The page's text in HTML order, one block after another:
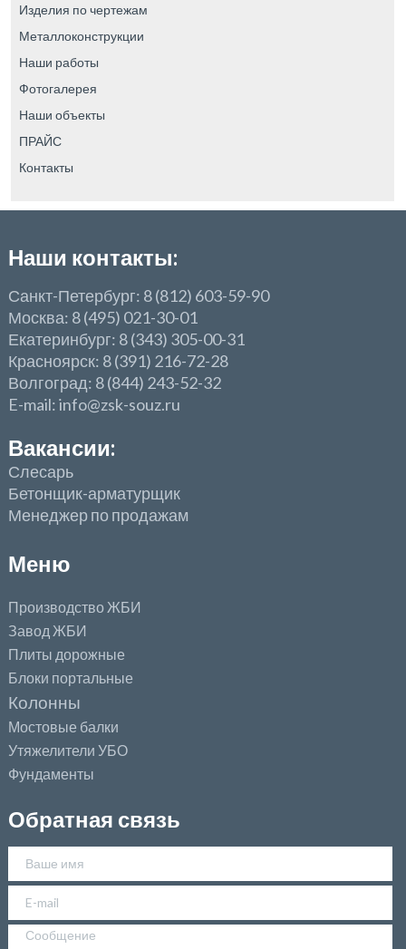
Изделия по чертежам
Металлоконструкции
Наши работы
Фотогалерея
Наши объекты
ПРАЙС
Контакты
Наши контакты:
Санкт-Петербург: 8 (812) 603-59-90
Москва: 8 (495) 021-30-01
Екатеринбург: 8 (343) 305-00-31
Красноярск: 8 (391) 216-72-28
Волгоград: 8 (844) 243-52-32
E-mail: info@zsk-souz.ru
Вакансии:
Слесарь
Бетонщик-арматурщик
Менеджер по продажам
Меню
Производство ЖБИ
Завод ЖБИ
Плиты дорожные
Блоки портальные
Колонны
Мостовые балки
Утяжелители УБО
Фундаменты
Обратная связь